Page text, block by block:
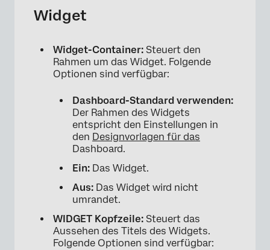
Widget
Widget-Container: Steuert den
Rahmen um das Widget. Folgende
Optionen sind verfügbar:
Dashboard-Standard verwenden:
Der Rahmen des Widgets
entspricht den Einstellungen in
den Designvorlagen für das
Dashboard.
Ein: Das Widget.
Aus: Das Widget wird nicht
umrandet.
WIDGET Kopfzeile: Steuert das
Aussehen des Titels des Widgets.
Folgende Optionen sind verfügbar: